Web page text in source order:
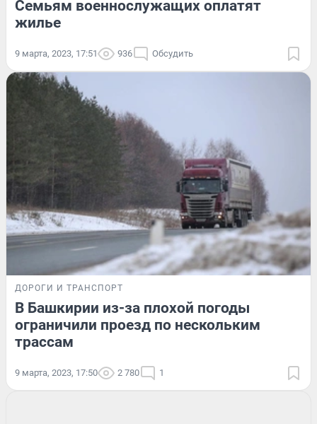
Семьям военнослужащих оплатят
жилье
9 марта, 2023, 17:51 936 Обсудить
ДОРОГИ И ТРАНСПОРТ
В Башкирии из-за плохой погоды
ограничили проезд по нескольким
трассам
9 марта, 2023, 17:50 2 780 1